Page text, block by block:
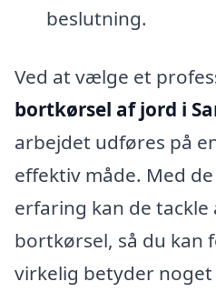
beslutning.
Ved at vælge et
bortkørsel af jord i
arbejdet udføres på
effektiv måde. Med
erfaring kan de tackle
bortkørsel, så du kan
virkelig betyder